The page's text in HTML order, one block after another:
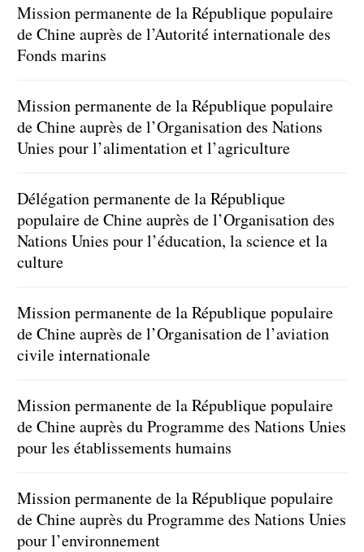
Mission permanente de la République populaire
de Chine auprès de l’Autorité internationale des
Fonds marins
Mission permanente de la République populaire
de Chine auprès de l’Organisation des Nations
Unies pour l’alimentation et l’agriculture
Délégation permanente de la République
populaire de Chine auprès de l’Organisation des
Nations Unies pour l’éducation, la science et la
culture
Mission permanente de la République populaire
de Chine auprès de l’Organisation de l’aviation
civile internationale
Mission permanente de la République populaire
de Chine auprès du Programme des Nations Unies
pour les établissements humains
Mission permanente de la République populaire
de Chine auprès du Programme des Nations Unies
pour l’environnement